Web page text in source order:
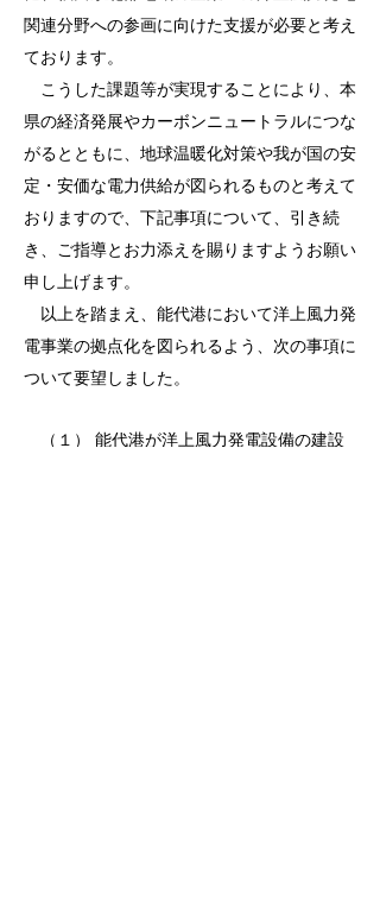
関連分野への参画に向けた支援が必要と考え
ております。
こうした課題等が実現することにより、本
県の経済発展やカーボンニュートラルにつな
がるとともに、地球温暖化対策や我が国の安
定・安価な電力供給が図られるものと考えて
おりますので、下記事項について、引き続
き、ご指導とお力添えを賜りますようお願い
申し上げます。
以上を踏まえ、能代港において洋上風力発
電事業の拠点化を図られるよう、次の事項に
ついて要望しました。
（１） 能代港が洋上風力発電設備の建設